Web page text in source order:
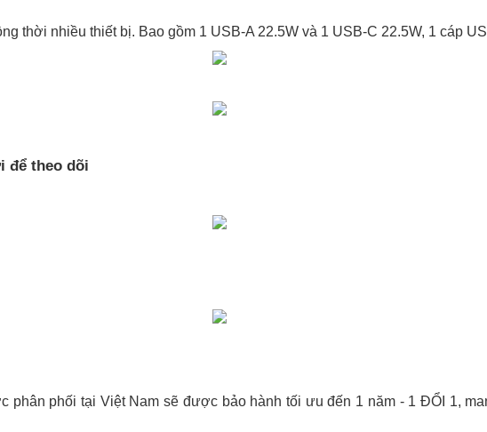
thời nhiều thiết bị. Bao gồm 1 USB-A 22.5W và 1 USB-C 22.5W, 1 cáp
để theo dõi
phân phối tại Việt Nam sẽ được bảo hành tối ưu đến 1 năm - 1 ĐỔI 1,